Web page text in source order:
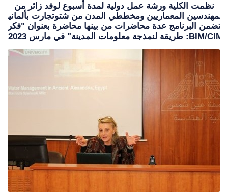
نظمت الكلية ورشة عمل دولية لمدة أسبوع لوفد زائر من
المهندسين المعماريين ومخططي المدن من شتوتجارت بألمانيا،
تضمن البرنامج عدة محاضرات من بينها محاضرة بعنوان "فكر
BIM/CIM: طريقة لنمذجة معلومات المدينة" في مارس 2023.